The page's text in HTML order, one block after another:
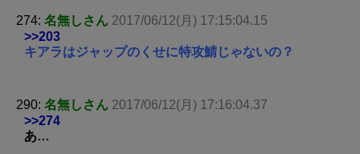
274: 名無しさん 2017/06/12(月) 17:15:04.15
>>203
キアラはジャップのくせに特攻鯖じゃないの？
290: 名無しさん 2017/06/12(月) 17:16:04.37
>>274
あ…